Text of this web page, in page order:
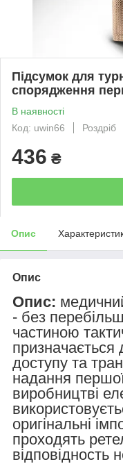
Підсумок для
спорядження
В наявності
Код: uwin66
Роздріб
436 ₴
Опис
Опис
Опис:
- без
частиною
призначається
доступу та
надання
виробництві
оригінальні
проходять
відповідность